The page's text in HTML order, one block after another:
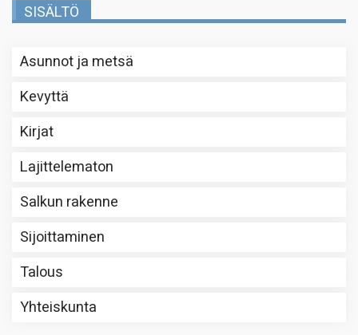
SISÄLTÖ
Asunnot ja metsä
Kevyttä
Kirjat
Lajittelematon
Salkun rakenne
Sijoittaminen
Talous
Yhteiskunta